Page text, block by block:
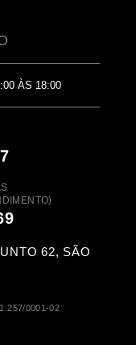
ÀS 18:00
62, SÃO
0001-02